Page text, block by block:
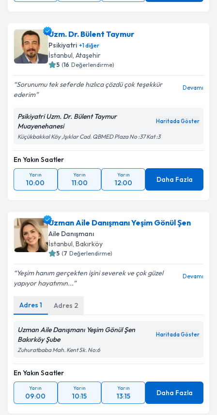
Uzm. Dr. Bülent Taymur
Psikiyatri +1diğer
İstanbul, Ataşehir
5 (16 Değerlendirme)
Sorunumu tek seferde hızlıca çözdü çok teşekkür
ederim
Devamı
Psikiyatri Uzm. Dr. Bülent Taymur
Muayenehanesi
Haritada Göster
Küçükbakkal Köy ,Işıklar Cad. QBMED Plaza No :37 Kat :3
En Yakın Saatler
Yarın
10:00
Yarın
11:00
Yarın
12:00 Daha Fazla
Uzman Aile Danışmanı Yeşim Gönül Şen
Aile Danışmanı
İstanbul, Bakırköy
5 (7 Değerlendirme)
Yeşim hanım gerçekten işini severek ve çok güzel
yapıyor hayatımın...
Devamı
Adres 1 Adres 2
Uzman Aile Danışmanı Yeşim Gönül Şen
Bakırköy Şube
Haritada Göster
Zuhuratbaba Mah. Kent Sk. No:6
En Yakın Saatler
Yarın
09:00
Yarın
10:15
Yarın
13:15 Daha Fazla